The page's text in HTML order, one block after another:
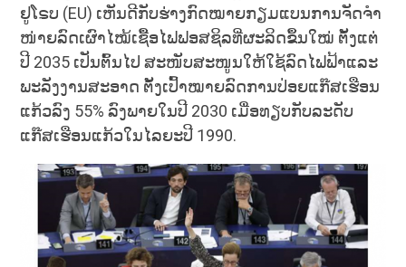
ຢູໂຣບ (EU) ເຫັນດີກັບຮ່າງກົດໝາຍກຽມແບນການຈັດຈໍາ
ໜ່າຍລົດເຜົາໄໝ້ເຊື້ອໄຟຟອສຊິລທີ່ຜະລິດຂຶ້ນໃໝ່ ຕັ້ງແຕ່
ປີ 2035 ເປັນຕົ້ນໄປ ສະໜັບສະໜູນໃຫ້ໃຊ້ລົດໄຟຟ້າແລະ
ພະລັງງານສະອາດ ຕັ້ງເປົ້າໝາຍລົດການປ່ອຍແກ໊ສເຮືອນ
ແກ້ວລົງ 55% ລົງພາຍໃນປີ 2030 ເມື່ອທຽບກັບລະດັບ
ແກ໊ສເຮືອນແກ້ວໃນໄລຍະປີ 1990.